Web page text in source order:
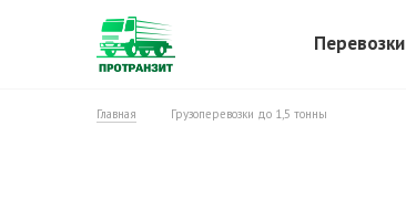
Перевозки
Главная Грузоперевозки до 1,5 тонны